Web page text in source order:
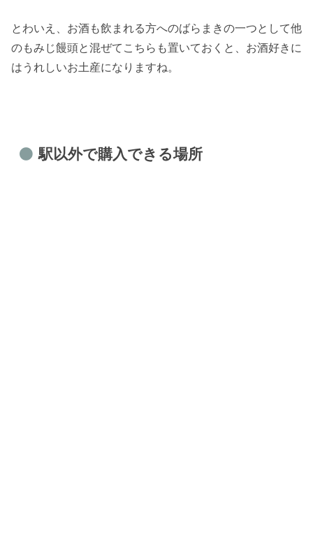
とわいえ、お酒も飲まれる方へのばらまきの一つとして他
のもみじ饅頭と混ぜてこちらも置いておくと、お酒好きに
はうれしいお土産になりますね。
駅以外で購入できる場所